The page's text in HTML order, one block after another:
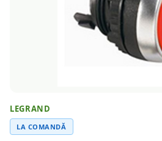
LEGRAND
LA COMANDĂ